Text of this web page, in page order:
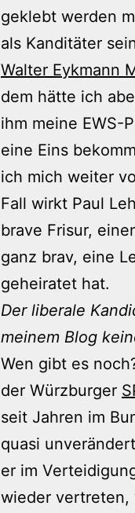
geklebt werden
als Kanditäter
Walter Eykmann
dem hätte ich
ihm meine EWS-
eine Eins
ich mich weiter
Fall wirkt Paul
brave Frisur,
ganz brav, eine
geheiratet hat.
Der liberale
meinem Blog
Wen gibt es
der Würzburger
seit Jahren im
quasi
er im
wieder vertreten,